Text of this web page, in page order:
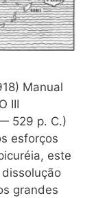
Manual
III
529 p. C.)
esforços
este
grandes